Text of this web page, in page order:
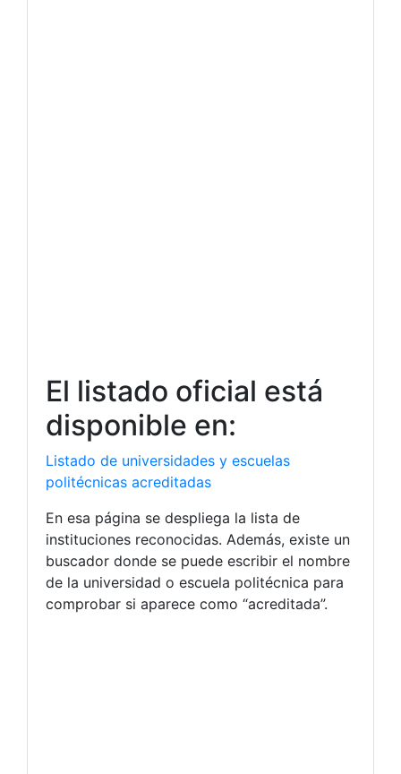
El listado oficial está
disponible en:
Listado de universidades y escuelas
politécnicas acreditadas
En esa página se despliega la lista de
instituciones reconocidas. Además, existe un
buscador donde se puede escribir el nombre
de la universidad o escuela politécnica para
comprobar si aparece como “acreditada”.